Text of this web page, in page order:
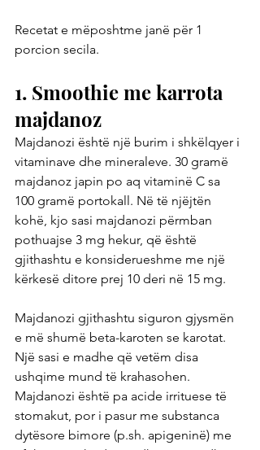
Recetat e mëposhtme janë për 1
porcion secila.
1. Smoothie me karrota
majdanoz
Majdanozi është një burim i shkëlqyer i
vitaminave dhe mineraleve. 30 gramë
majdanoz japin po aq vitaminë C sa
100 gramë portokall. Në të njëjtën
kohë, kjo sasi majdanozi përmban
pothuajse 3 mg hekur, që është
gjithashtu e konsiderueshme me një
kërkesë ditore prej 10 deri në 15 mg.
Majdanozi gjithashtu siguron gjysmën
e më shumë beta-karoten se karotat.
Një sasi e madhe që vetëm disa
ushqime mund të krahasohen.
Majdanozi është pa acide irrituese të
stomakut, por i pasur me substanca
dytësore bimore (p.sh. apigeninë) me